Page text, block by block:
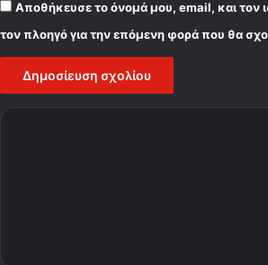
Αποθήκευσε το όνομά μου, email, και τον
τον πλοηγό για την επόμενη φορά που θα